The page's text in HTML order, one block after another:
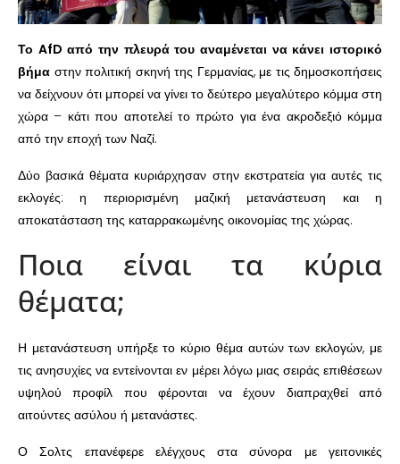
Το AfD από την πλευρά του αναμένεται να κάνει ιστορικό
βήμα στην πολιτική σκηνή της Γερμανίας, με τις δημοσκοπήσεις
να δείχνουν ότι μπορεί να γίνει το δεύτερο μεγαλύτερο κόμμα στη
χώρα – κάτι που αποτελεί το πρώτο για ένα ακροδεξιό κόμμα
από την εποχή των Ναζί.
Δύο βασικά θέματα κυριάρχησαν στην εκστρατεία για αυτές τις
εκλογές: η περιορισμένη μαζική μετανάστευση και η
αποκατάσταση της καταρρακωμένης οικονομίας της χώρας.
Ποια είναι τα κύρια
θέματα;
Η μετανάστευση υπήρξε το κύριο θέμα αυτών των εκλογών, με
τις ανησυχίες να εντείνονται εν μέρει λόγω μιας σειράς επιθέσεων
υψηλού προφίλ που φέρονται να έχουν διαπραχθεί από
αιτούντες ασύλου ή μετανάστες.
Ο Σολτς επανέφερε ελέγχους στα σύνορα με γειτονικές